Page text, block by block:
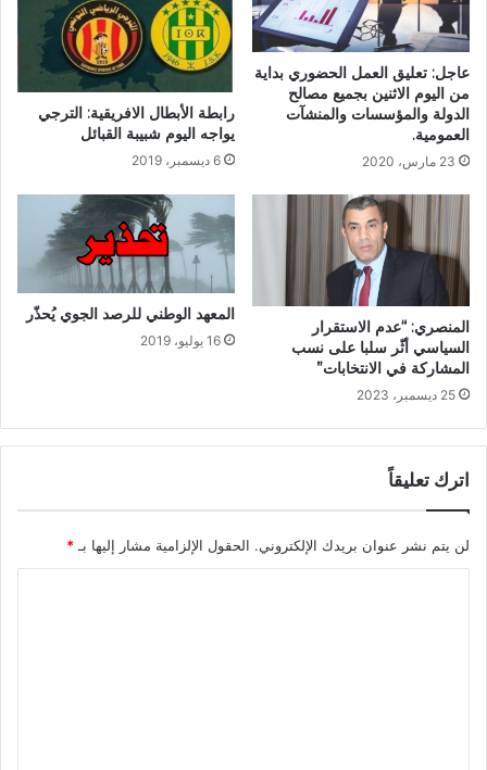
عاجل: تعليق العمل الحضوري بداية
من اليوم الاثنين بجميع مصالح
الدولة والمؤسسات والمنشآت
العمومية.
23 مارس، 2020
رابطة الأبطال الافريقية: الترجي
يواجه اليوم شبيبة القبائل
6 ديسمبر، 2019
المنصري: “عدم الاستقرار
السياسي أثّر سلبا على نسب
المشاركة في الانتخابات”
25 ديسمبر، 2023
المعهد الوطني للرصد الجوي يُحذّر
16 يوليو، 2019
اترك تعليقاً
لن يتم نشر عنوان بريدك الإلكتروني. الحقول الإلزامية مشار إليها بـ*